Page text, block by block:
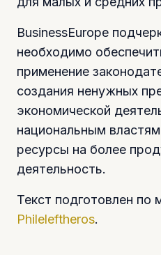
BusinessEurope
необходимо
применение
создания ненужных
экономической
национальным
ресурсы на более
деятельность.
Текст подготовлен по
Phileleftheros.